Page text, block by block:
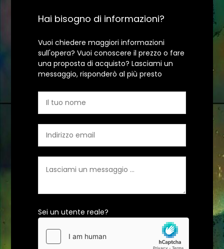
Hai bisogno di informazioni?
Vuoi chiedere maggiori informazioni
sull'opera? Vuoi conoscere il prezzo o fare
una proposta di acquisto? Lasciami un
messaggio, risponderò al più presto
Sei un utente reale?